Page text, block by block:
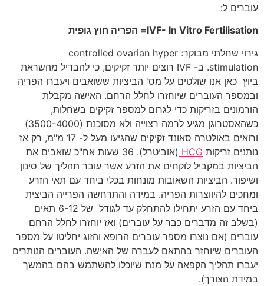
עוברים ל:
IVF- In Vitro Fertilisation= הפריה חוץ גופית
גירוי שחלתי מבוקר: controlled ovarian hyper
stimulation. ב- IVF רוצים יותר זקיקים, כי להבדיל מהשראת
ביוץ כאן אנו שולטים על מס' הביציות ששואבים ויעברו הפריה
ובמספר העוברים שיוחזרו לחלל הרחם. האישה מקבלת
הורמונים בזריקות כדי לגרום למספר זקיקים בשחלות,
כשהאסטרוגן מגיע לרמה רצוייה ולא מסוכנת (3500-4000)
ורואים באולטרה סאונד זקיקים שהגיעו מעל ל- 17 מ"מ, רק אז
נותנים זריקות HCG
(אוביטרל). 36 שעות אח"כ שואבים את
הביציות במקביל לוקחים את הזרע אשר עובר תהליך של סינון
ושיפור. הביציות השאובות מונחות בכלי ביחד עם תאי הזרע
ומחכים להיווצרות הפריה. במידה והתרחשה הפרייה הביצית
ביחד עם הזרע יתחילו להתחלק עד לגודל של 6-12 תאים
(בשלב זה מדברים כבר על עוברים) ואז יוחזרו לחלל הרחם
עוברים (אם נוצרו מספר עוברים הרופא והזוג יחליטו על מספר
העוברים שיוחזר בהתאם לעברה של האישה. העוברים הנותרים
יעברו תהליך הקפאה על מנת שיוכלו להשתמש בהם בהמשך
במידת הצורך).